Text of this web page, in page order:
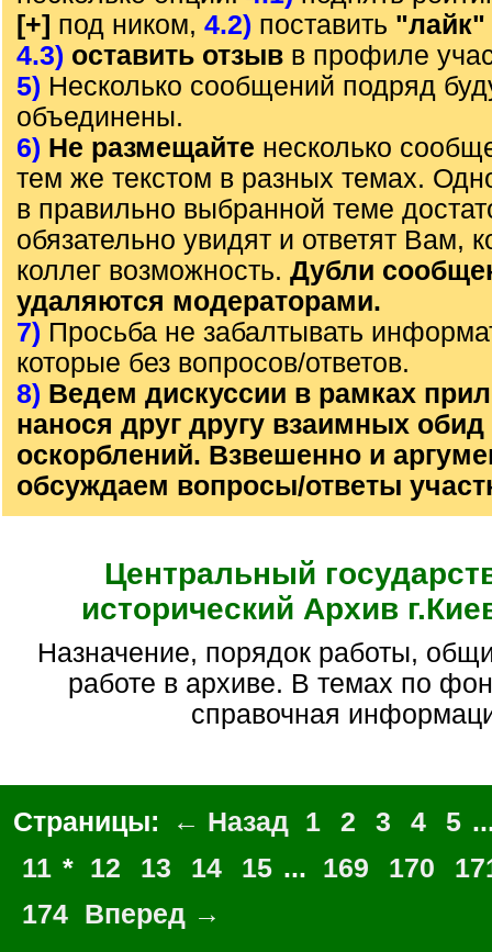
[+] под ником, 4.2) поставить "лайк"
4.3) оставить отзыв в профиле
5) Несколько сообщений подряд
объединены.
6) Не размещайте несколько
тем же текстом в разных темах.
в правильно выбранной теме
обязательно увидят и ответят Вам,
коллег возможность. Дубли
удаляются модераторами.
7) Просьба не забалтывать
которые без вопросов/ответов.
8) Ведем дискуссии в рамках
нанося друг другу взаимных обид
оскорблений. Взвешенно и
обсуждаем вопросы/ответы
Центральный
исторический Архив
Назначение, порядок работы, общие вопросы по
работе в архиве. В темах по
справочная
Страницы: ← Назад 1 2 3 4 5
11 * 12 13 14 15 ... 169 170
174 Вперед →